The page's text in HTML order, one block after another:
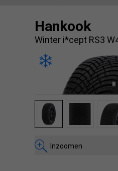
Hankook
Winter i*cept RS3
Inzoomen